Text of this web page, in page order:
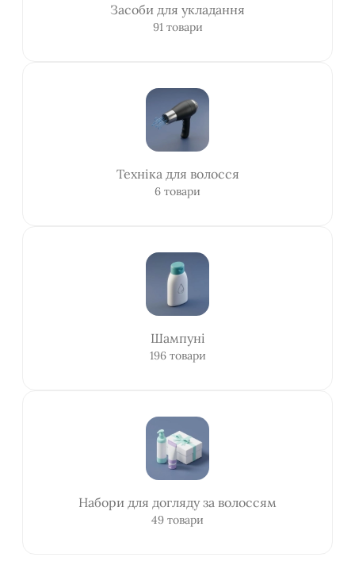
Засоби для укладання
91 товари
Техніка для волосся
6 товари
Шампуні
196 товари
Набори для догляду за волоссям
49 товари